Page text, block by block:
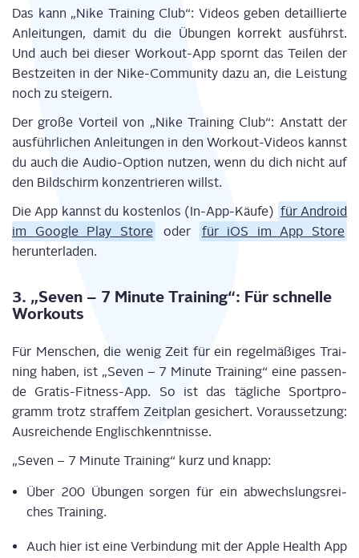
Das kann „Nike Trai­ning Club“: Vide­os geben detail­lier­te
Anlei­tun­gen, damit du die Übun­gen kor­rekt aus­führst.
Und auch bei die­ser Work­out-App spornt das Tei­len der
Best­zei­ten in der Nike-Com­mu­ni­ty dazu an, die Leis­tung
noch zu steigern.
Der gro­ße Vor­teil von „Nike Trai­ning Club“: Anstatt der
aus­führ­li­chen Anlei­tun­gen in den Work­out-Vide­os kannst
du auch die Audio-Opti­on nut­zen, wenn du dich nicht auf
den Bild­schirm kon­zen­trie­ren willst.
Die App kannst du kos­ten­los (In-App-Käu­fe) für Android
im Goog­le Play Store
oder
für iOS im App Store
herunterladen.
3. „Seven – 7 Minu­te Trai­ning“: Für schnel­le
Workouts
Für Men­schen, die wenig Zeit für ein regel­mä­ßi­ges Trai­
ning haben, ist „Seven – 7 Minu­te Trai­ning“ eine pas­sen­
de Gra­tis-Fit­ness-App. So ist das täg­li­che Sport­pro­
gramm trotz straf­fem Zeit­plan gesi­chert. Vor­aus­set­zung:
Aus­rei­chen­de Englischkenntnisse.
„Seven – 7 Minu­te Trai­ning“ kurz und knapp:
Über 200 Übun­gen sor­gen für ein abwechs­lungs­rei­
ches Training.
Auch hier ist eine Ver­bin­dung mit der Apple Health App